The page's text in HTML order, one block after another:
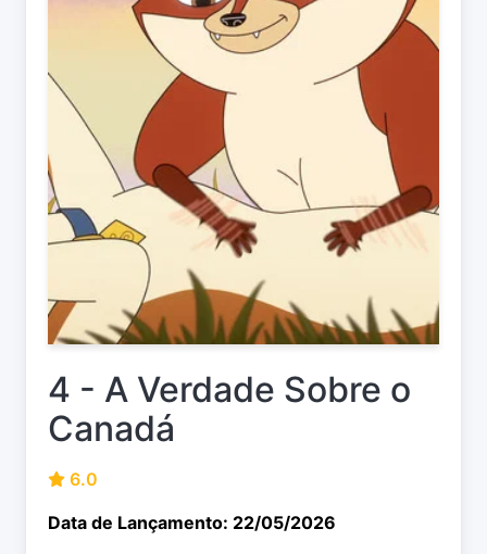
4 - A Verdade Sobre o
Canadá
6.0
Data de Lançamento: 22/05/2026